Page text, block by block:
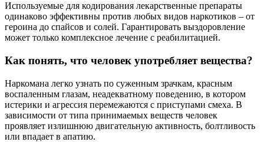
Используемые для кодирования лекарственные препараты
одинаково эффективны против любых видов наркотиков – от
героина до спайсов и солей. Гарантировать выздоровление
может только комплексное лечение с реабилитацией.
Как понять, что человек употребляет вещества?
Наркомана легко узнать по суженным зрачкам, красным
воспаленным глазам, неадекватному поведению, в котором
истерики и агрессия перемежаются с приступами смеха. В
зависимости от типа принимаемых веществ человек
проявляет излишнюю двигательную активность, болтливость
или впадает в апатию.